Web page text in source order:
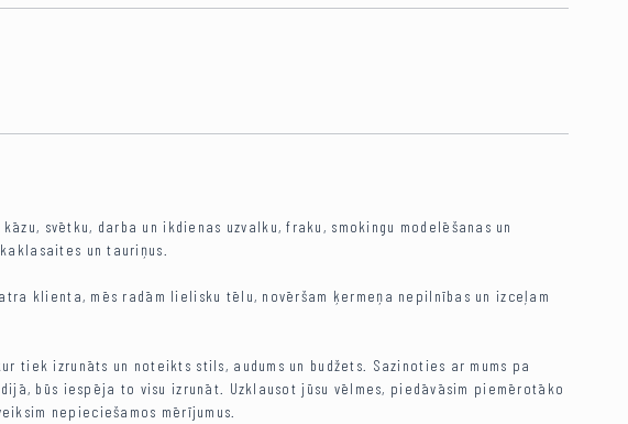
svētku, darba un ikdienas uzvalku, fraku, smokingu modelēšanas un
un tauriņus.
klienta, mēs radām lielisku tēlu, novēršam ķermeņa nepilnības un izceļam
tiek izrunāts un noteikts stils, audums un budžets. Sazinoties ar mums pa
būs iespēja to visu izrunāt. Uzklausot jūsu vēlmes, piedāvāsim piemērotāko
nepieciešamos mērījumus.